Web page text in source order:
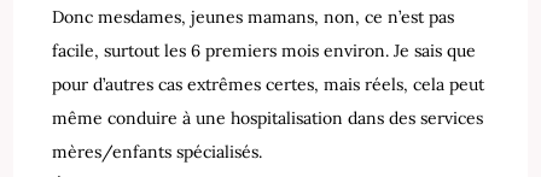
Donc mesdames, jeunes mamans, non, ce n’est pas
facile, surtout les 6 premiers mois environ. Je sais que
pour d’autres cas extrêmes certes, mais réels, cela peut
même conduire à une hospitalisation dans des services
mères/enfants spécialisés.